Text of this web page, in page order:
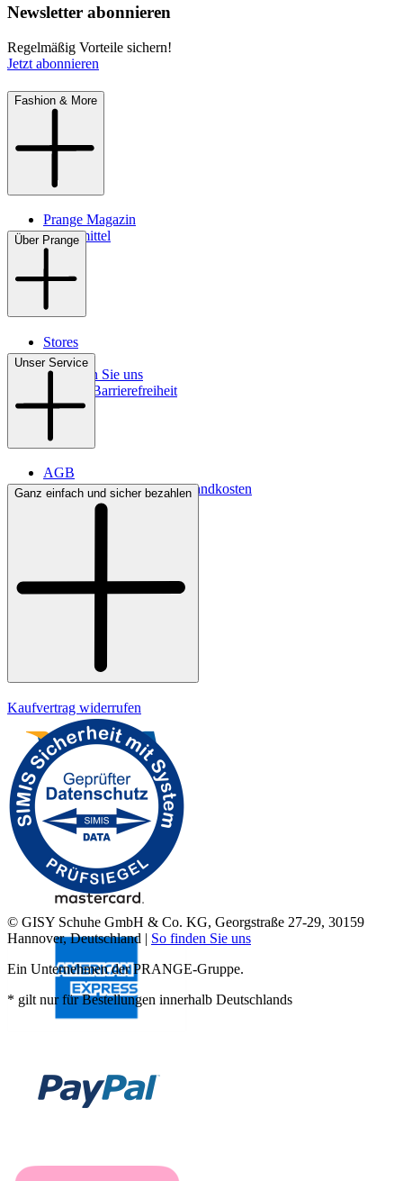
Newsletter abonnieren
Regelmäßig Vorteile sichern!
Jetzt abonnieren
Fashion & More
Prange Magazin
Pflegemittel
Über Prange
Stores
Kontakt
So finden Sie uns
Digitale Barrierefreiheit
Unser Service
AGB
Lieferbedingungen & Versandkosten
Bezahlung
Ganz einfach und sicher bezahlen
Kaufvertrag widerrufen
© GISY Schuhe GmbH & Co. KG, Georgstraße 27-29, 30159
Hannover, Deutschland | So finden Sie uns
Ein Unternehmen der PRANGE-Gruppe.
* gilt nur für Bestellungen innerhalb Deutschlands